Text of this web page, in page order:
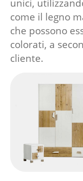
unici,
come il legno
che possono
colorati, a
cliente.